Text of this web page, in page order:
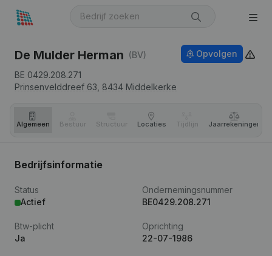
De Mulder Herman (BV)
BE 0429.208.271
Prinsenvelddreef 63, 8434 Middelkerke
Opvolgen
Algemeen Bestuur Structuur Locaties Tijdlijn Jaar­rekeningen
Bedrijfsinformatie
Status
Actief
Ondernemingsnummer
BE0429.208.271
Btw-plicht
Ja
Oprichting
22-07-1986